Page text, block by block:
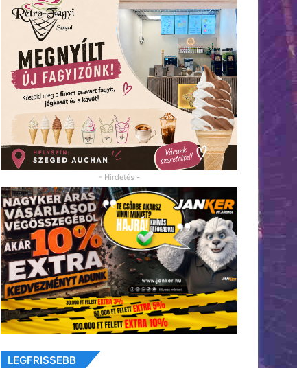
- Hirdetés -
LEGFRISSEBB